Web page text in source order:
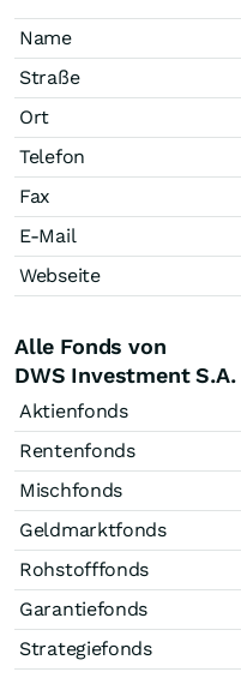
Name
Straße
Ort
Telefon
Fax
E-Mail
Webseite
Alle Fonds von
DWS Investment S.A.
Aktienfonds
Rentenfonds
Mischfonds
Geldmarktfonds
Rohstofffonds
Garantiefonds
Strategiefonds